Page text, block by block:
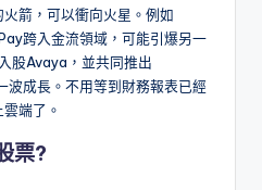
箭，可以衝向火星。例如
跨入金流領域，可能引爆另一
股Avaya，並共同推出
波成長。不用等到財務報表已經
端了。
票?